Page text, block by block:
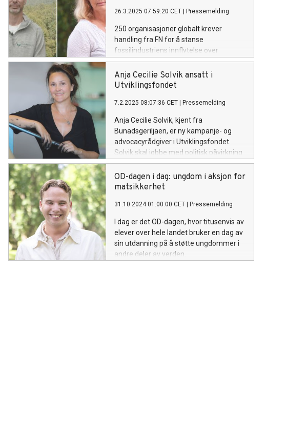
26.3.2025 07:59:20 CET Pressemelding
250 organisasjoner globalt krever
handling fra FN for å stanse
fossilindustriens innflytelse over
klimaforhandlingene.
Anja Cecilie Solvik ansatt i
Utviklingsfondet
7.2.2025 08:07:36 CET Pressemelding
Anja Cecilie Solvik, kjent fra
Bunadsgeriljaen, er ny kampanje- og
advocacyrådgiver i Utviklingsfondet.
Solvik skal jobbe med politisk påvirkning
og kampanjearbeid for økt
grasrotengasjement innen matsikkerhet
og landbruk.
OD-dagen i dag: ungdom i aksjon for
matsikkerhet
31.10.2024 01:00:00 CET Pressemelding
I dag er det OD-dagen, hvor titusenvis av
elever over hele landet bruker en dag av
sin utdanning på å støtte ungdommer i
andre deler av verden.